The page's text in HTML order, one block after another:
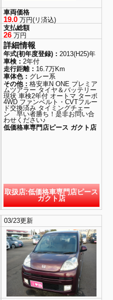
車両価格
19.0万円(リ済込)
支払総額
26万円
詳細情報
年式(初年度登録)： 2013(H25)年
車検： 2年付
走行距離： 16.7万Km
車体色： グレー系
その他： 格安車N ONE プレミア
ムツアラー タイヤ＆バッテリー
現状 車検2年付 オートマ ターボ
4WD ファンベルト・CVTフルー
ド交換済み タイミングチェー
ン 早い者勝ち！是非お問い合
わせください♪
低価格車専門店ピース ガクト店
取扱店:低価格車専門店ピース
ガクト店
03/23更新